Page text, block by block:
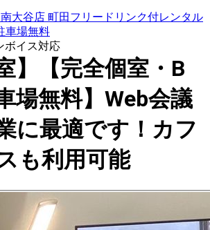
南大谷店 町田フリードリンク付レンタル
車場無料
ボイス対応
】【完全個室・B
場無料】Web会議
に最適です！カフ
も利用可能